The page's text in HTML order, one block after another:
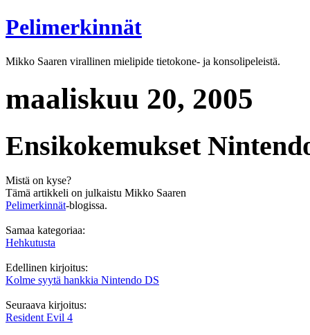
Pelimerkinnät
Mikko Saaren virallinen mielipide tietokone- ja konsolipeleistä.
maaliskuu 20, 2005
Ensikokemukset
Mistä on kyse?
Tämä artikkeli on julkaistu Mikko Saaren
Pelimerkinnät-blogissa.
Samaa kategoriaa:
Hehkutusta
Edellinen kirjoitus:
Kolme syytä hankkia Nintendo DS
Seuraava kirjoitus:
Resident Evil 4